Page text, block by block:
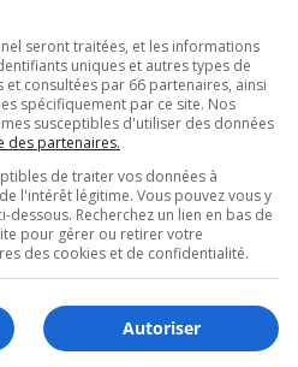
seront traitées, et les informations
uniques et autres types de
consultées par 66 partenaires, ainsi
spécifiquement par ce site. Nos
susceptibles d'utiliser des données
des partenaires.
de traiter vos données à
l'intérêt légitime. Vous pouvez vous y
Recherchez un lien en bas de
pour gérer ou retirer votre
des cookies et de confidentialité.
Autoriser